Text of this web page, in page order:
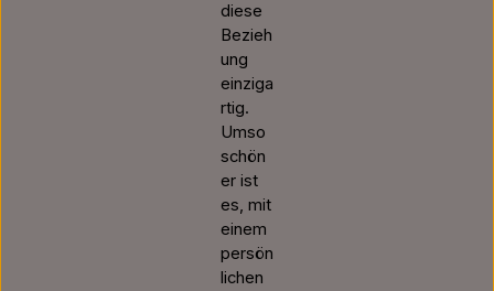
diese
Bezieh
ung
einziga
rtig.
Umso
schön
er ist
es, mit
einem
persön
lichen